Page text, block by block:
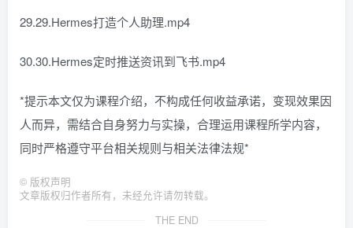
29.29.Hermes打造个人助理.mp4
30.30.Hermes定时推送资讯到飞书.mp4
*提示本文仅为课程介绍，不构成任何收益承诺，变现效果因
人而异，需结合自身努力与实操，合理运用课程所学内容，
同时严格遵守平台相关规则与相关法律法规*
© 版权声明
文章版权归作者所有，未经允许请勿转载。
THE END